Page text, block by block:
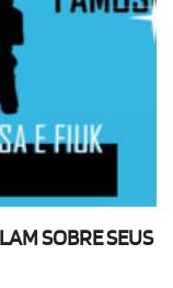
SOBRE SEUS